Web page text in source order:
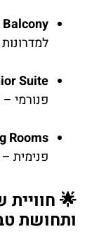
Suite
פנורמי –
Rooms
פנימית
🌟
ותחושת